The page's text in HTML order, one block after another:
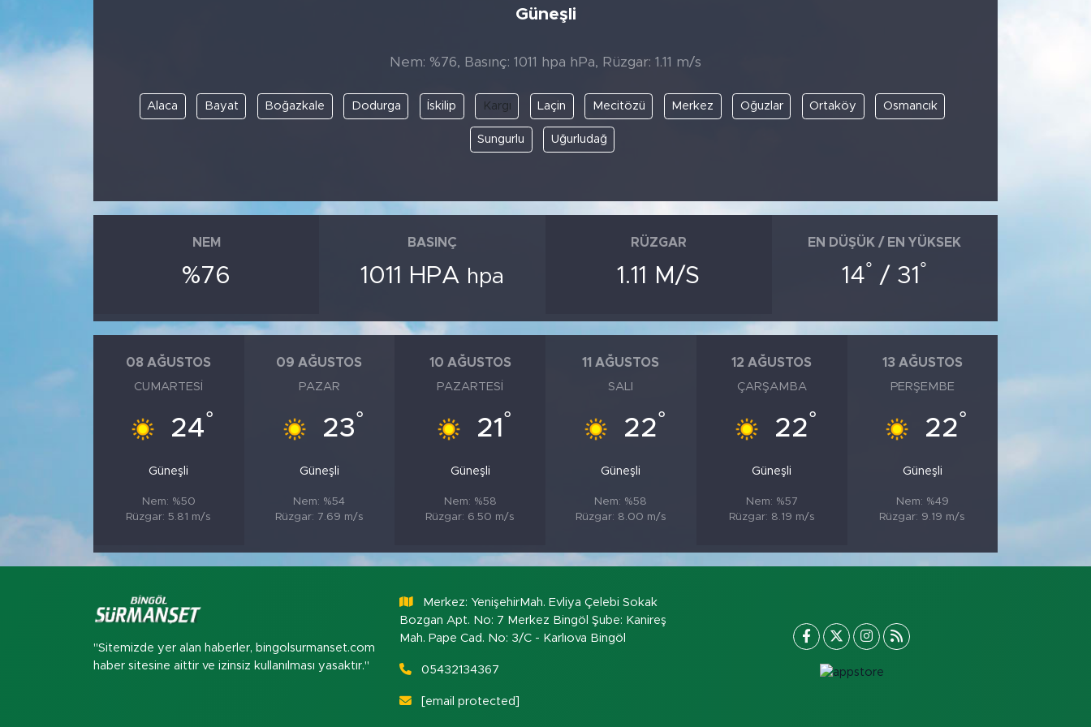
Güneşli
Nem: %76, Basınç: 1011 hpa hPa, Rüzgar: 1.11 m/s
Alaca Bayat Boğazkale Dodurga İskilip Kargı Laçin Mecitözü Merkez Oğuzlar Ortaköy Osmancık
Sungurlu Uğurludağ
NEM
%76
BASINÇ
1011 HPA hpa
RÜZGAR
1.11 M/S
EN DÜŞÜK / EN YÜKSEK
14° / 31 °
08 AĞUSTOS
CUMARTESI
24°
Güneşli
Nem: %50
Rüzgar: 5.81 m/s
09 AĞUSTOS
PAZAR
23°
Güneşli
Nem: %54
Rüzgar: 7.69 m/s
10 AĞUSTOS
PAZARTESI
21 °
Güneşli
Nem: %58
Rüzgar: 6.50 m/s
11 AĞUSTOS
SALI
22°
Güneşli
Nem: %58
Rüzgar: 8.00 m/s
12 AĞUSTOS
ÇARŞAMBA
22°
Güneşli
Nem: %57
Rüzgar: 8.19 m/s
13 AĞUSTOS
PERŞEMBE
22°
Güneşli
Nem: %49
Rüzgar: 9.19 m/s
"Sitemizde yer alan haberler, bingolsurmanset.com
haber sitesine aittir ve izinsiz kullanılması yasaktır."
Merkez: YenişehirMah. Evliya Çelebi Sokak
Bozgan Apt. No: 7 Merkez Bingöl Şube: Kanireş
Mah. Pape Cad. No: 3/C - Karlıova Bingöl
05432134367
[email protected]
Spor
Bingöl Kaza Haberleri